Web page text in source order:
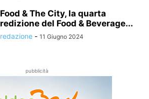
Food & The City, la quarta
redizione del Food & Beverage...
redazione - 11 Giugno 2024
pubblicità